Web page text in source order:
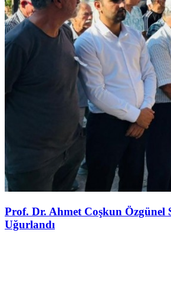
Prof. Dr. Ahmet Coşkun Özgünel
Uğurlandı